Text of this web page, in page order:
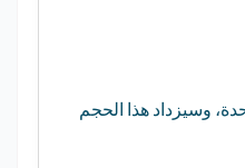
من دولارات الولايات المتحدة، وسيزداد هذا الحجم